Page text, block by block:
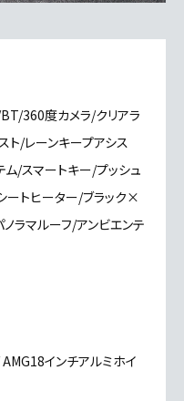
360度カメラ/クリアラ
ト/レーンキープアシス
ム/スマートキー/プッシュ
ートヒーター/ブラック×
ラマルーフ/アンビエンテ
インチアルミホイ